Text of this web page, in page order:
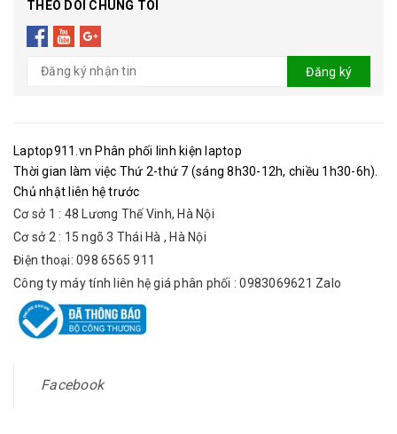
THEO DÕI CHÚNG TÔI
Đăng ký
Laptop911.vn Phân phối linh kiện laptop
Thời gian làm việc Thứ 2-thứ 7 (sáng 8h30-12h, chiều 1h30-6h).
Chủ nhật liên hệ trước
Cơ sở 1 : 48 Lương Thế Vinh, Hà Nội
Cơ sở 2 : 15 ngõ 3 Thái Hà , Hà Nội
Điện thoại: 098 6565 911
Công ty máy tính liên hệ giá phân phối : 0983069621 Zalo
Facebook